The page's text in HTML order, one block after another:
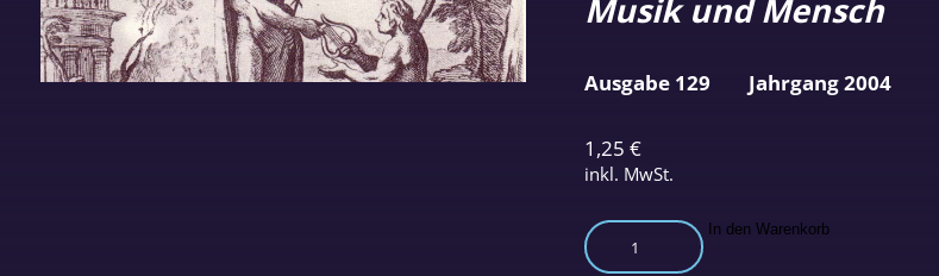
1,25 €
inkl. MwSt.
Musik und Mensch
Musik-
Kinesiologie
In den Warenkorb
Ausgabe 129 Jahrgang 2004